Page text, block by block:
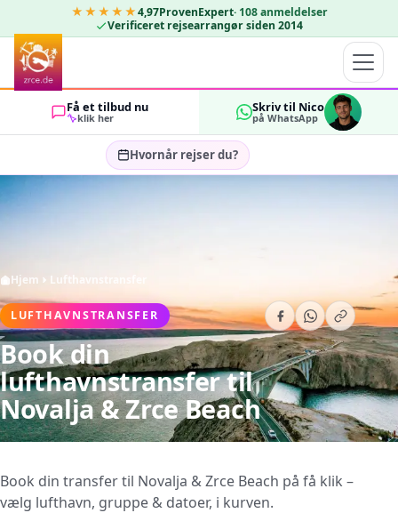
★★★★★4,97ProvenExpert· 108 anmeldelser
Verificeret rejsearrangør siden 2014
Få et tilbud nu
klik her
Skriv til Nico
på WhatsApp
Hvornår rejser du?
Hjem Lufthavnstransfer
LUFTHAVNSTRANSFER
Book din
lufthavnstransfer til
Novalja & Zrce Beach
Book din transfer til Novalja & Zrce Beach på få klik –
vælg lufthavn, gruppe & datoer, i kurven.